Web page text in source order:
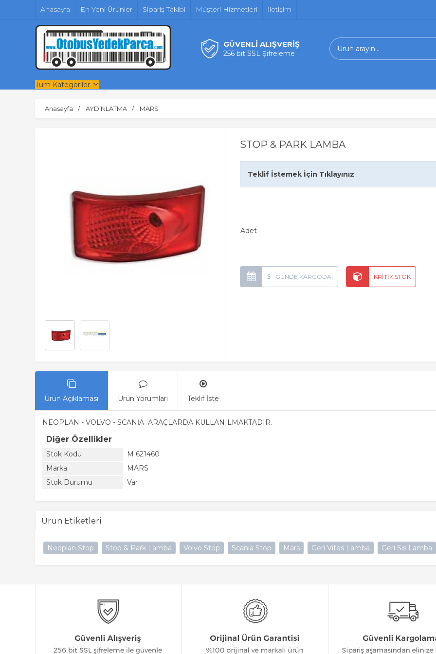
Anasayfa En Yeni Ürünler Sipariş Takibi Müşteri Hizmetleri İletişim
GÜVENLİ ALIŞVERİŞ
256 bit SSL Şifreleme
Tüm Kategoriler
Anasayfa AYDINLATMA MARS
STOP & PARK LAMBA
Teklif İstemek İçin Tıklayınız
Adet
5
Ürün Açıklaması Ürün Yorumları Teklif İste
NEOPLAN - VOLVO - SCANİA ARAÇLARDA KULLANILMAKTADIR.
Diğer Özellikler
Stok Kodu
M 621460
Marka
MARS
Stok Durumu
Var
Ürün Etiketleri
Neoplan Stop Stop & Park Lamba Volvo Stop Scania Stop Mars Geri Vites Lamba Geri Sis Lamba